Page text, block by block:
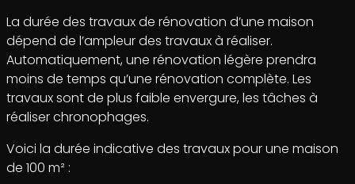
La durée des travaux de rénovation d’une maison
dépend de l’ampleur des travaux à réaliser.
Automatiquement, une rénovation légère prendra
moins de temps qu’une rénovation complète. Les
travaux sont de plus faible envergure, les tâches à
réaliser chronophages.
Voici la durée indicative des travaux pour une maison
de 100 m² :